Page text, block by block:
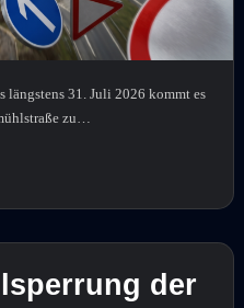
31. Juli 2026 kommt es
zu…
der